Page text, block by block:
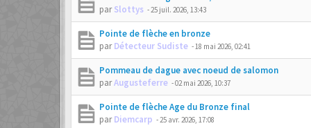
parSlottys -25 juil. 2026, 13:43
Pointe de flèche en bronze
parDétecteur Sudiste -18 mai 2026, 02:41
Pommeau de dague avec noeud de salomon
parAugusteferre -02 mai 2026, 10:37
Pointe de flèche Age du Bronze final
parDiemcarp -25 avr. 2026, 17:08